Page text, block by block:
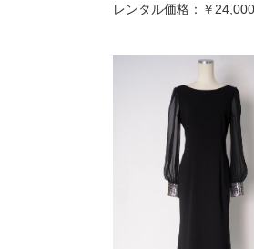
レンタル価格： ￥24,000